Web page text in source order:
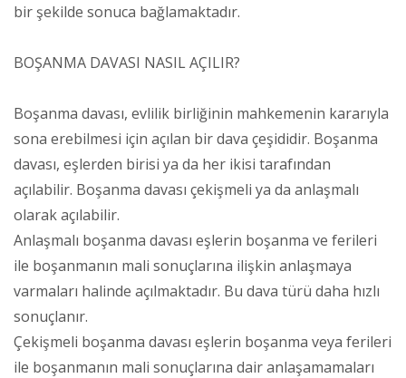
bir şekilde sonuca bağlamaktadır.
BOŞANMA DAVASI NASIL AÇILIR?
Boşanma davası, evlilik birliğinin mahkemenin kararıyla
sona erebilmesi için açılan bir dava çeşididir. Boşanma
davası, eşlerden birisi ya da her ikisi tarafından
açılabilir. Boşanma davası çekişmeli ya da anlaşmalı
olarak açılabilir.
Anlaşmalı boşanma davası eşlerin boşanma ve ferileri
ile boşanmanın mali sonuçlarına ilişkin anlaşmaya
varmaları halinde açılmaktadır. Bu dava türü daha hızlı
sonuçlanır.
Çekişmeli boşanma davası eşlerin boşanma veya ferileri
ile boşanmanın mali sonuçlarına dair anlaşamamaları